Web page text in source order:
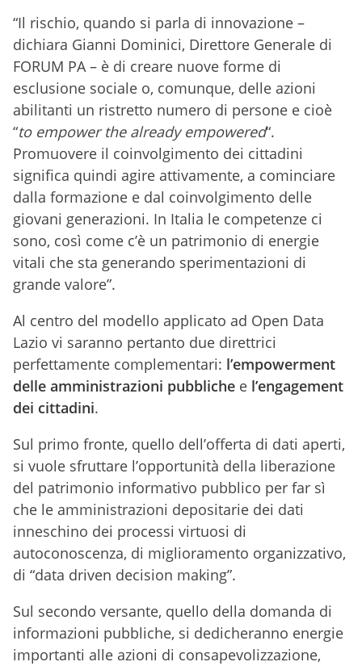
“Il rischio, quando si parla di innovazione –
dichiara Gianni Dominici, Direttore Generale di
FORUM PA – è di creare nuove forme di
esclusione sociale o, comunque, delle azioni
abilitanti un ristretto numero di persone e cioè
“to empower the already empowered“.
Promuovere il coinvolgimento dei cittadini
significa quindi agire attivamente, a cominciare
dalla formazione e dal coinvolgimento delle
giovani generazioni. In Italia le competenze ci
sono, così come c’è un patrimonio di energie
vitali che sta generando sperimentazioni di
grande valore”.
Al centro del modello applicato ad Open Data
Lazio vi saranno pertanto due direttrici
perfettamente complementari: l’empowerment
delle amministrazioni pubbliche e l’engagement
dei cittadini.
Sul primo fronte, quello dell’offerta di dati aperti,
si vuole sfruttare l’opportunità della liberazione
del patrimonio informativo pubblico per far sì
che le amministrazioni depositarie dei dati
inneschino dei processi virtuosi di
autoconoscenza, di miglioramento organizzativo,
di “data driven decision making”.
Sul secondo versante, quello della domanda di
informazioni pubbliche, si dedicheranno energie
importanti alle azioni di consapevolizzazione,